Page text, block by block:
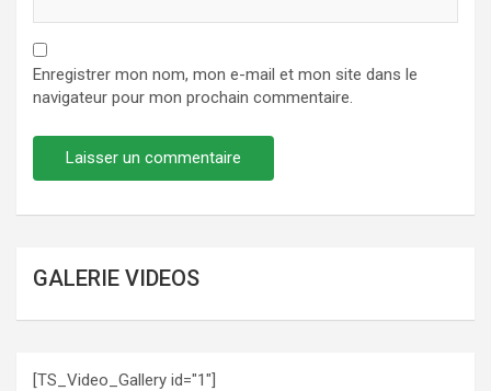
Enregistrer mon nom, mon e-mail et mon site dans le
navigateur pour mon prochain commentaire.
GALERIE VIDEOS
[TS_Video_Gallery id="1"]